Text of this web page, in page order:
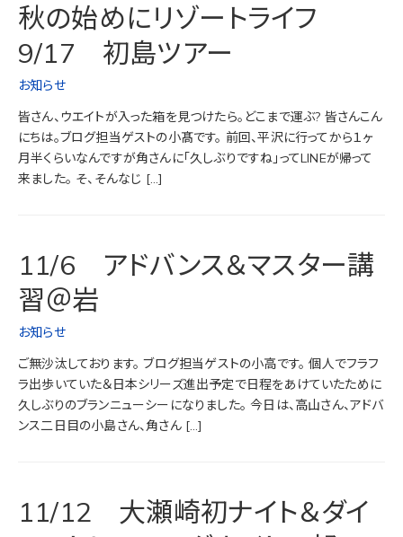
秋の始めにリゾートライフ
9/17 初島ツアー
お知らせ
皆さん、ウエイトが入った箱を見つけたら。どこまで運ぶ? 皆さんこん
にちは。ブログ担当ゲストの小髙です。 前回、平沢に行ってから１ヶ
月半くらいなんですが角さんに「久しぶりですね」ってLINEが帰って
来ました。 そ、そんなじ […]
11/6 アドバンス＆マスター講
習＠岩
お知らせ
ご無沙汰しております。 ブログ担当ゲストの小高です。 個人でフラフ
ラ出歩いていた＆日本シリーズ進出予定で日程をあけていたために
久しぶりのブランニューシーになりました。 今日は、高山さん、アドバ
ンス二日目の小島さん、角さん […]
11/12 大瀬崎初ナイト＆ダイ